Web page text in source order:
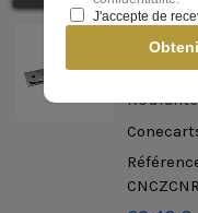
Filetée
J'accepte de